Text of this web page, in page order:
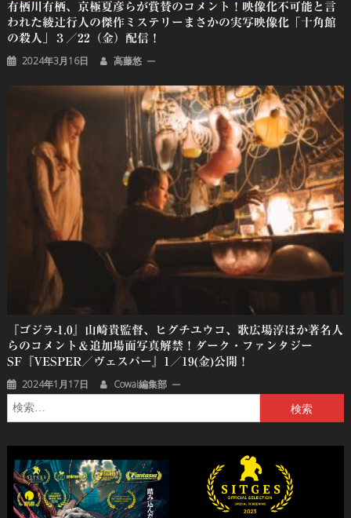
有栖川有栖、京極夏彦らが賞賛のコメント！映像化不可能と言
われた綾辻行人の傑作ミステリーまさかの実写映像化「十角館
の殺人」３／22（金）配信！
2024年3月16日 高藤悠
『ゴジラ-1.0』山崎貴監督、ヒグチユウコ、歌広場淳ほか著名人
らのコメント＆追加場面写真解禁！ダーク・ファンタジー
SF『VESPER／ヴェスパー』1／19(金)公開！
2024年1月17日 Cowai編集部
索: